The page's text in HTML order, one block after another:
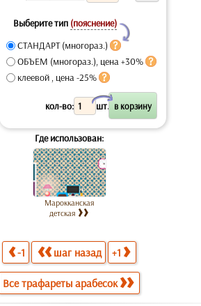
Выберите тип (пояснение)
Y
СТАНДАРТ (многораз.)
ОБЪЕМ (многораз.), цена +30%
клеевой , цена -25%
кол-во: шт.
X
Где использован:
Марокканская
детская
-1 шаг назад +1
Все трафареты арабесок